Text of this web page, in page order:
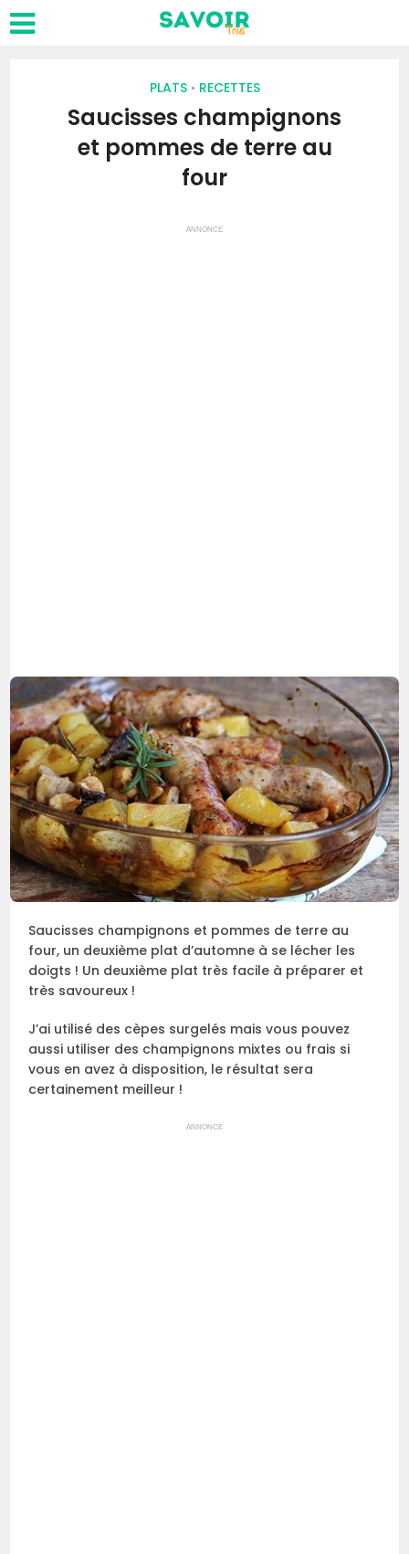
PLATS • RECETTES
Saucisses champignons
et pommes de terre au
four
ANNONCE
Saucisses champignons et pommes de terre au
four, un deuxième plat d’automne à se lécher les
doigts ! Un deuxième plat très facile à préparer et
très savoureux !
J’ai utilisé des cèpes surgelés mais vous pouvez
aussi utiliser des champignons mixtes ou frais si
vous en avez à disposition, le résultat sera
certainement meilleur !
ANNONCE